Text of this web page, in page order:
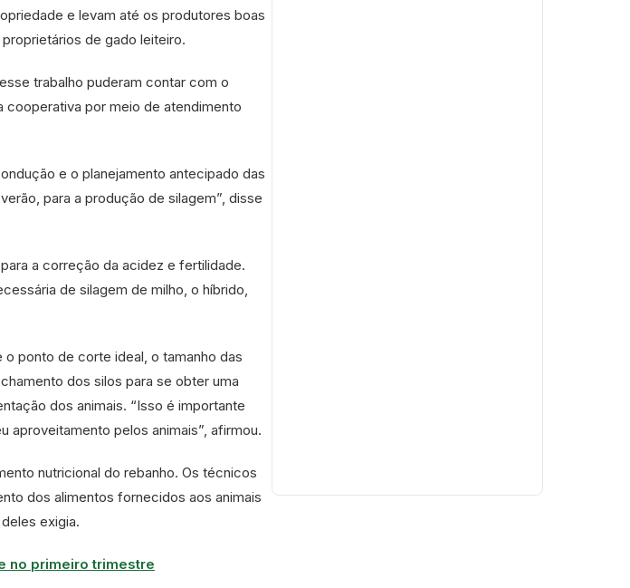
e levam até os produtores boas
de gado leiteiro.
trabalho puderam contar com o
por meio de atendimento
e o planejamento antecipado das
para a produção de silagem”, disse
a correção da acidez e fertilidade.
de silagem de milho, o híbrido,
ponto de corte ideal, o tamanho das
dos silos para se obter uma
dos animais. “Isso é importante
aproveitamento pelos animais”, afirmou.
nutricional do rebanho. Os técnicos
dos alimentos fornecidos aos animais
exigia.
no primeiro trimestre